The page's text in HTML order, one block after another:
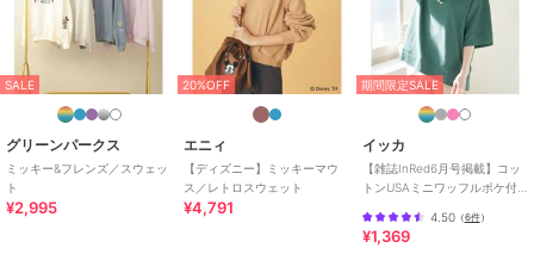
SALE
グリーンパークス
ミッキー&フレンズ／スウェッ
ト
¥2,995
20%OFF
エニィ
【ディズニー】ミッキーマウ
ス／レトロスウェット
¥4,791
期間限定SALE
イッカ
【雑誌InRed6月号掲載】コッ
トンUSAミニワッフルポケ付
4.50（6件）
¥1,369